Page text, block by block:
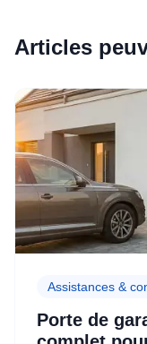
Articles
Assistances &
Porte de